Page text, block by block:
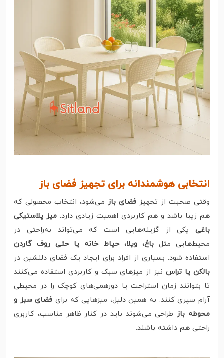
انتخابی هوشمندانه برای تجهیز فضای باز
وقتی صحبت از تجهیز فضای باز می‌شود، انتخاب محصولی که
هم زیبا باشد و هم کاربردی اهمیت زیادی دارد. میز پلاستیکی
باغی یکی از گزینه‌هایی است که می‌تواند به‌راحتی در
محیط‌هایی مثلباغ، ویلا، حیاط خانه یا حتی روف گاردن
استفاده شود. بسیاری از افراد برای ایجاد یک فضای دلنشین در
بالکن یا تراسنیز از میزهای سبک و کاربردی استفاده می‌کنند
تا بتوانند زمان استراحت یا دورهمی‌های کوچک را در محیطی
آرام سپری کنند. به همین دلیل، میزهایی که برای فضای سبز و
محوطه بازطراحی می‌شوند باید در کنار ظاهر مناسب، کاربری
راحتی هم داشته باشند.